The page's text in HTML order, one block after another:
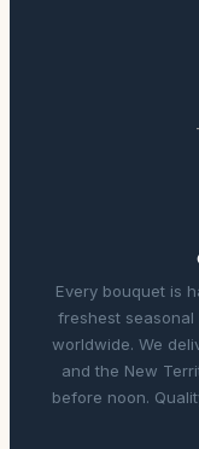
Every bouquet is
freshest
worldwide. We
and the New
before noon.